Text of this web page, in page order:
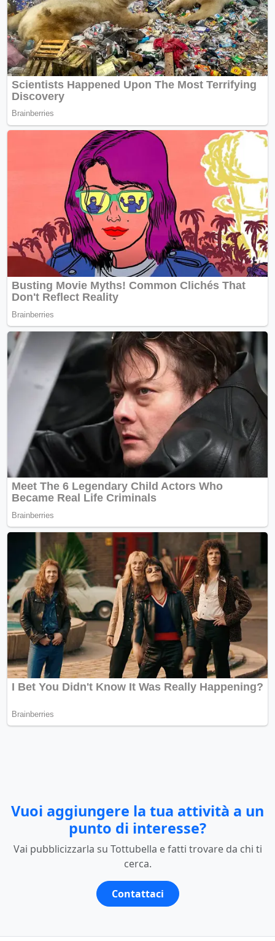
Vuoi aggiungere la tua attività a un
punto di interesse?
Vai pubblicizzarla su Tottubella e fatti trovare da chi ti
cerca.
Contattaci